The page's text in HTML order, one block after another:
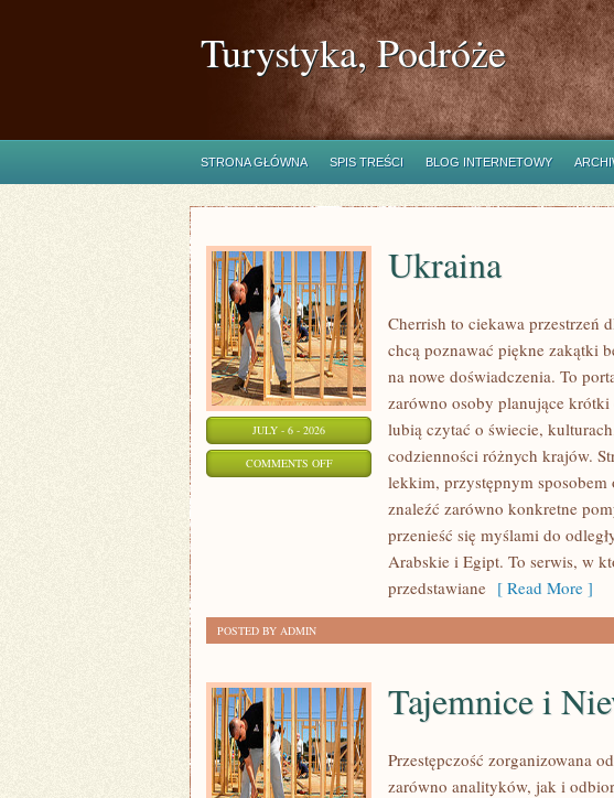
Turystyka, Podróże
STRONA GŁÓWNA SPIS TREŚCI BLOG INTERNETOWY
JULY - 6 - 2026
COMMENTS OFFON
Ukraina
Cherrish to ciekawa przestrzeń
chcą poznawać piękne zakątki
na nowe doświadczenia. To
zarówno osoby planujące
lubią czytać o świecie,
codzienności różnych krajów.
lekkim, przystępnym
znaleźć zarówno konkretne
przenieść się myślami do
Arabskie i Egipt. To serwis, w
przedstawiane [ Read More ]
POSTED BY ADMIN
Tajemnice i
Przestępczość zorganizowana
zarówno analityków, jak i